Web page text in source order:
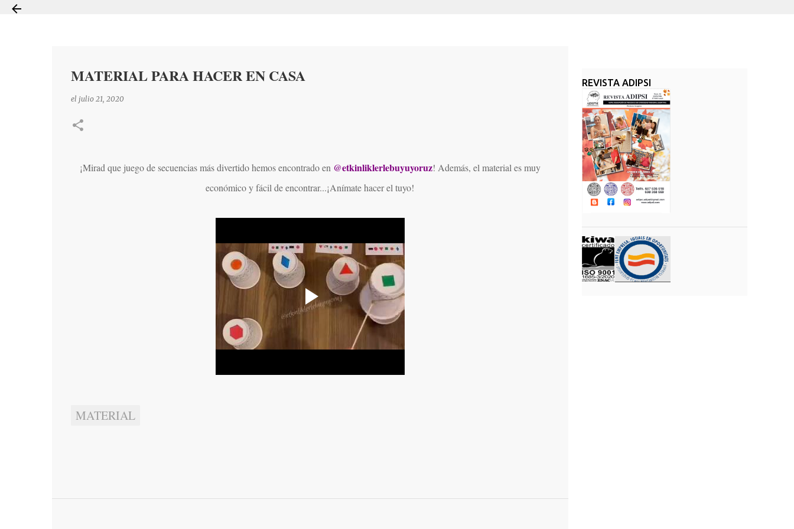
MATERIAL PARA HACER EN CASA
el julio 21, 2020
¡Mirad que juego de secuencias más divertido hemos encontrado en @etkinliklerlebuyuyoruz! Además, el material es muy
económico y fácil de encontrar...¡Anímate hacer el tuyo!
MATERIAL
REVISTA ADIPSI